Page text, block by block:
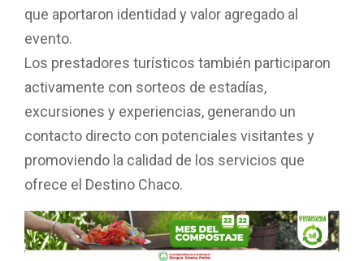
que aportaron identidad y valor agregado al
evento.
Los prestadores turísticos también participaron
activamente con sorteos de estadías,
excursiones y experiencias, generando un
contacto directo con potenciales visitantes y
promoviendo la calidad de los servicios que
ofrece el Destino Chaco.